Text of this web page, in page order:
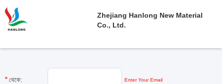
Zhejiang Hanlong New Material
Co., Ltd.
থেকে: Enter Your Email